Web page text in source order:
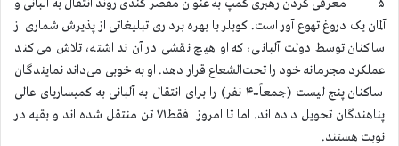
۵- معرفی کردن رهبری کمپ به عنوان مقصر کندی روند انتقال به آلبانی و
آلمان یک دروغ تهوع آور است. کوبلر با بهره برداری تبلیغاتی از پذیرش شماری از
ساکنان توسط دولت آلبانی، که او هیچ نقشی در آن نداشته، تلاش می کند
عملکرد مجرمانه خود را تحت‌الشعاع قرار دهد. او به خوبی می‌داند نمایندگان
ساکنان پنج لیست (جمعاً۴۰۰ نفر) را برای انتقال به آلبانی به کمیساریای عالی
پناهندگان تحویل داده اند. اما تا امروز فقط۷۱ تن منتقل شده اند و بقیه در
نوبت هستند.